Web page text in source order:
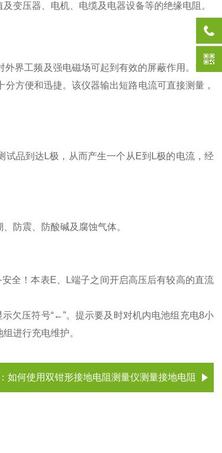
变压器、电机、电缆及电器设备等的绝缘电阻。
界工频及强电磁场可起到有效的屏蔽作用。需人
方便和迅捷。该仪器输出短路电流可直接测量，
品到达L极，从而产生一个从E到L极的电流，经
防震、防酸碱及腐蚀气体。
全！本表E、L端子之间开启高压后有较高的直流
欠压符号“←”。提示要及时对机内电池组充电8小
进行充电维护。
如何使用双钳形接地电阻测量仪测量接地电阻